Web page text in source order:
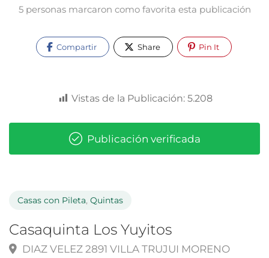
5 personas marcaron como favorita esta publicación
Compartir Share Pin It
Vistas de la Publicación: 5.208
Publicación verificada
Casas con Pileta, Quintas
Casaquinta Los Yuyitos
DIAZ VELEZ 2891 VILLA TRUJUI MORENO